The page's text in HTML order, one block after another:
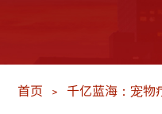
首页 ＞ 千亿蓝海：宠物